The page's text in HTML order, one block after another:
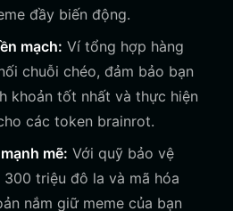
đầy biến động.
mạch: Ví tổng hợp hàng
chuỗi chéo, đảm bảo bạn
khoản tốt nhất và thực hiện
các token brainrot.
mẽ: Với quỹ bảo vệ
triệu đô la và mã hóa
nắm giữ meme của bạn